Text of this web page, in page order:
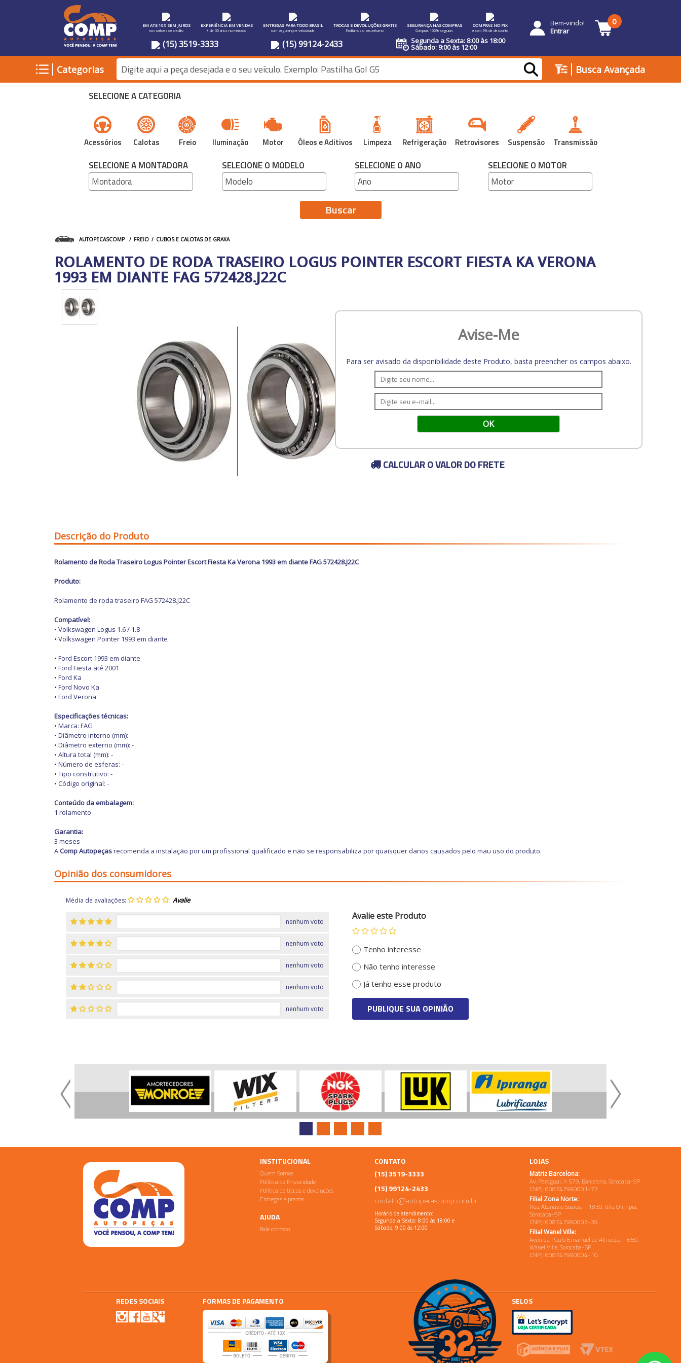
EM ATE 10X SEM JUROS
nos cartoes de credito
EXPERIÊNCIA EM VENDAS
+ de 30 anos no mercado
ENTREGAS PARA TODO BRASIL
com segurança e velocidade
TROCAS E DEVOLUÇÕES GRATIS
Facilitamos o seu retorno
SEGURANÇA NAS COMPRAS
Compras 100% seguras
COMPRAS NO PIX
e com 5% de desconto
(15) 3519-3333 (15) 99124-2433 Segunda a Sexta: 8:00 às 18:00
Sábado: 9:00 às 12:00
Bem-vindo!
Entrar
0
| Categorias | Busca Avançada
SELECIONE A CATEGORIA
Acessórios Calotas Freio Iluminação Motor Óleos e Aditivos Limpeza Refrigeração Retrovisores Suspensão Transmissão
SELECIONE A MONTADORA SELECIONE O MODELO SELECIONE O ANO SELECIONE O MOTOR
Buscar
AUTOPECASCOMP FREIO CUBOS E CALOTAS DE GRAXA
ROLAMENTO DE RODA TRASEIRO LOGUS POINTER ESCORT FIESTA KA VERONA
1993 EM DIANTE FAG 572428.J22C
Avise-Me
Para ser avisado da disponibilidade deste Produto, basta preencher os campos abaixo.
CALCULAR O VALOR DO FRETE
Descrição do Produto
Rolamento de Roda Traseiro Logus Pointer Escort Fiesta Ka Verona 1993 em diante FAG 572428.J22C
Produto:
Rolamento de roda traseiro FAG 572428.J22C
Compatível:
• Volkswagen Logus 1.6 / 1.8
• Volkswagen Pointer 1993 em diante
• Ford Escort 1993 em diante
• Ford Fiesta até 2001
• Ford Ka
• Ford Novo Ka
• Ford Verona
Especificações técnicas:
• Marca: FAG
• Diâmetro interno (mm): -
• Diâmetro externo (mm): -
• Altura total (mm): -
• Número de esferas: -
• Tipo construtivo: -
• Código original: -
Conteúdo da embalagem:
1 rolamento
Garantia:
3 meses
AComp Autopeçasrecomenda a instalação por um profissional qualificado e não se responsabiliza por quaisquer danos causados pelo mau uso do produto.
Opinião dos consumidores
Média de avaliações:
nenhum voto
nenhum voto
nenhum voto
nenhum voto
nenhum voto
Avalie este Produto
Tenho interesse
Não tenho interesse
Já tenho esse produto
PUBLIQUE SUA OPINIÃO
INSTITUCIONAL
Quem Somos
Política de Privacidade
Política de trocas e devoluções
Entregas e prazos
AJUDA
Fale conosco
CONTATO
(15) 3519-3333
(15) 99124-2433
contato@autopecascomp.com.br
Horário de atendimento:
Segunda a Sexta: 8:00 às 18:00 e
Sábado: 9:00 às 12:00
LOJAS
Matriz Barcelona:
Av. Paraguai, n 579, Barcelona, Sorocaba-SP
CNPJ: 608747990001-77
Filial Zona Norte:
Rua Atanazio Soares, n 1830, Vila Olimpia,
Sorocaba-SP
CNPJ: 608747990003-39
Filial Wanel Ville:
Avenida Paulo Emanuel de Almeida, n 659,
Wanel Ville, Sorocaba-SP
CNPJ: 608747990004-10
REDES SOCIAIS FORMAS DE PAGAMENTO SELOS